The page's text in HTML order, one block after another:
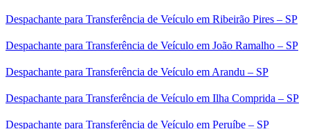
Despachante para Transferência de Veículo em Ribeirão Pires – SP
Despachante para Transferência de Veículo em João Ramalho – SP
Despachante para Transferência de Veículo em Arandu – SP
Despachante para Transferência de Veículo em Ilha Comprida – SP
Despachante para Transferência de Veículo em Peruíbe – SP